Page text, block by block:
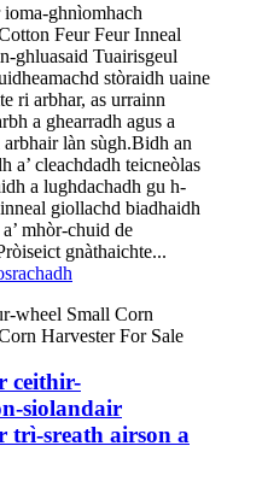
ghnìomhach
Feur Feur Inneal
ghluasaid Tuairisgeul
stòraidh uaine
ri arbhar, as urrainn
a ghearradh agus a
arbhair làn sùgh.Bidh an
a’ cleachdadh teicneòlas
a lughdachadh gu h-
giollachd biadhaidh
mhòr-chuid de
gnàthaichte...
ceithir-
siolandair
trì-sreath airson a